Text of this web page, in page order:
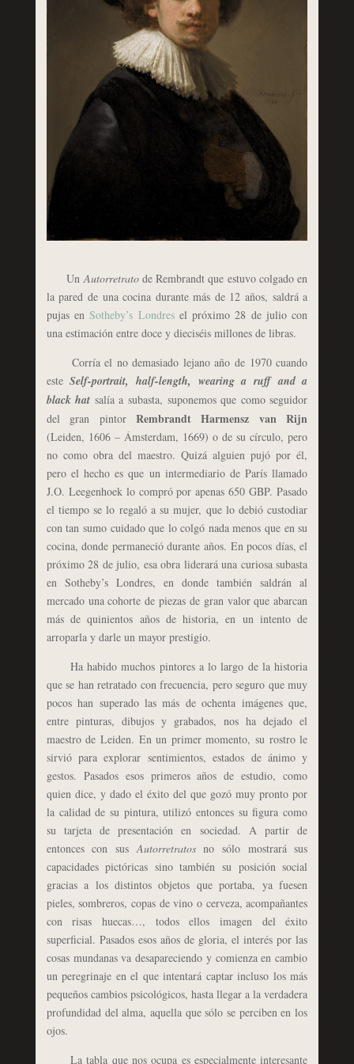
UnAutorretratode Rembrandt que estuvo colgado en
la pared de una cocina durante más de 12 años, saldrá a
pujas enSotheby’s Londresel próximo 28 de julio con
una estimación entre doce y dieciséis millones de libras.
Corría el no demasiado lejano año de 1970 cuando
esteSelf-portrait, half-length, wearing a ruff and a
black hat salía a subasta, suponemos que como seguidor
del gran pintor Rembrandt Harmensz van Rijn
(Leiden, 1606 – Ámsterdam, 1669) o de su círculo, pero
no como obra del maestro. Quizá alguien pujó por él,
pero el hecho es que un intermediario de París llamado
J.O. Leegenhoek lo compró por apenas 650 GBP. Pasado
el tiempo se lo regaló a su mujer, que lo debió custodiar
con tan sumo cuidado que lo colgó nada menos que en su
cocina, donde permaneció durante años. En pocos días, el
próximo 28 de julio, esa obra liderará una curiosa subasta
en Sotheby’s Londres, en donde también saldrán al
mercado una cohorte de piezas de gran valor que abarcan
más de quinientos años de historia, en un intento de
arroparla y darle un mayor prestigio.
Ha habido muchos pintores a lo largo de la historia
que se han retratado con frecuencia, pero seguro que muy
pocos han superado las más de ochenta imágenes que,
entre pinturas, dibujos y grabados, nos ha dejado el
maestro de Leiden. En un primer momento, su rostro le
sirvió para explorar sentimientos, estados de ánimo y
gestos. Pasados esos primeros años de estudio, como
quien dice, y dado el éxito del que gozó muy pronto por
la calidad de su pintura, utilizó entonces su figura como
su tarjeta de presentación en sociedad. A partir de
entonces con susAutorretratosno sólo mostrará sus
capacidades pictóricas sino también su posición social
gracias a los distintos objetos que portaba, ya fuesen
pieles, sombreros, copas de vino o cerveza, acompañantes
con risas huecas…, todos ellos imagen del éxito
superficial. Pasados esos años de gloria, el interés por las
cosas mundanas va desapareciendo y comienza en cambio
un peregrinaje en el que intentará captar incluso los más
pequeños cambios psicológicos, hasta llegar a la verdadera
profundidad del alma, aquella que sólo se perciben en los
ojos.
La tabla que nos ocupa es especialmente interesante